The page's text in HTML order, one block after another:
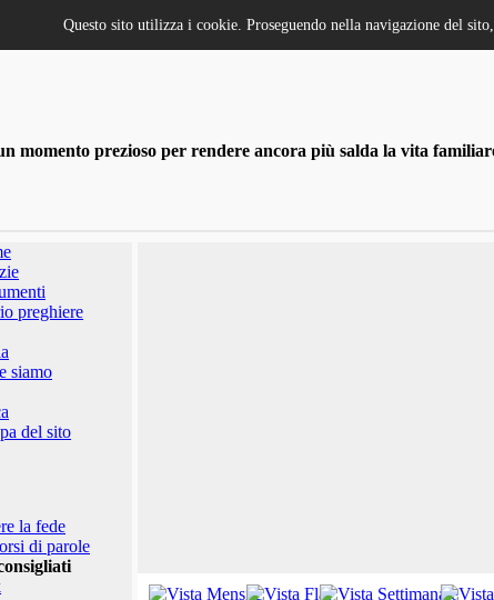
momento prezioso per rendere ancora più salda la vita
preghiere
siamo
del sito
la fede
di parole
Questo sito utilizza i cookie. Proseguendo nella navigazione del